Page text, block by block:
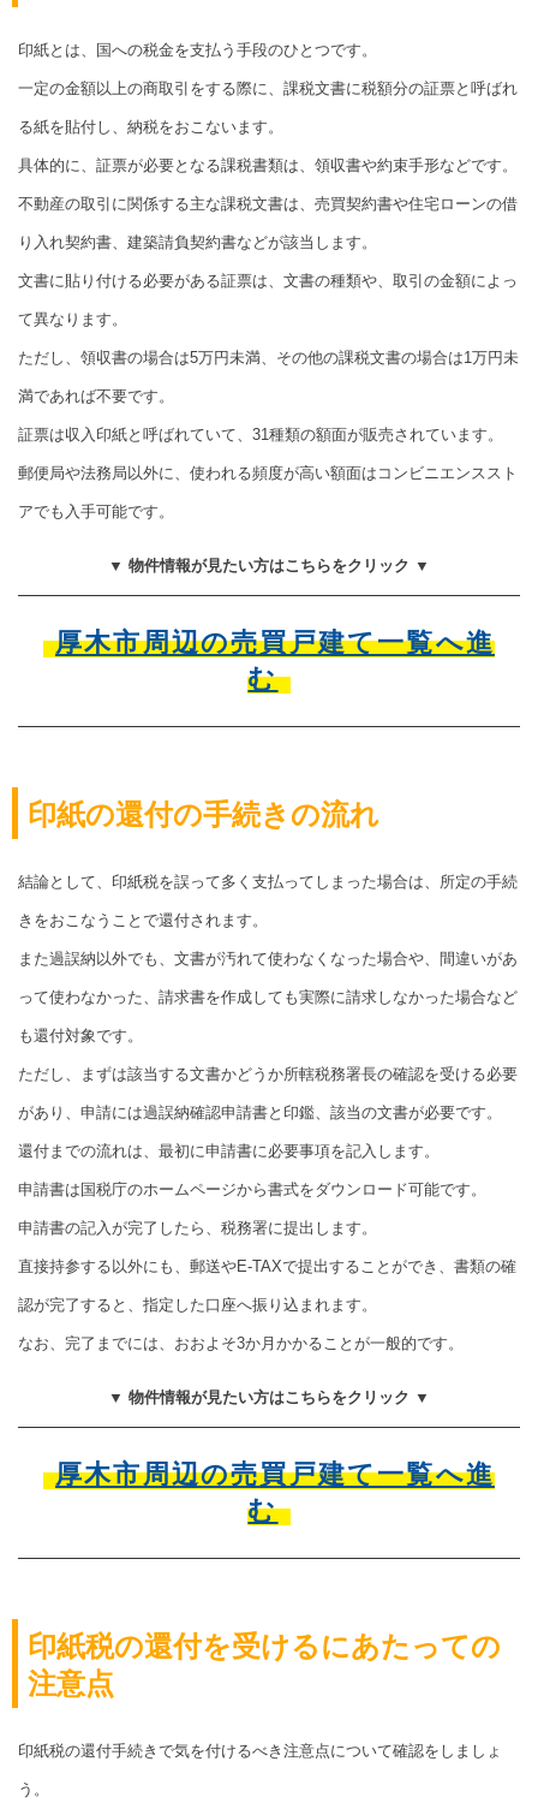
印紙とは、国への税金を支払う手段のひとつです。
一定の金額以上の商取引をする際に、課税文書に税額分の証票と呼ばれ
る紙を貼付し、納税をおこないます。
具体的に、証票が必要となる課税書類は、領収書や約束手形などです。
不動産の取引に関係する主な課税文書は、売買契約書や住宅ローンの借
り入れ契約書、建築請負契約書などが該当します。
文書に貼り付ける必要がある証票は、文書の種類や、取引の金額によっ
て異なります。
ただし、領収書の場合は5万円未満、その他の課税文書の場合は1万円未
満であれば不要です。
証票は収入印紙と呼ばれていて、31種類の額面が販売されています。
郵便局や法務局以外に、使われる頻度が高い額面はコンビニエンススト
アでも入手可能です。
▼ 物件情報が見たい方はこちらをクリック ▼
厚木市周辺の売買戸建て一覧へ進
む
印紙の還付の手続きの流れ
結論として、印紙税を誤って多く支払ってしまった場合は、所定の手続
きをおこなうことで還付されます。
また過誤納以外でも、文書が汚れて使わなくなった場合や、間違いがあ
って使わなかった、請求書を作成しても実際に請求しなかった場合など
も還付対象です。
ただし、まずは該当する文書かどうか所轄税務署長の確認を受ける必要
があり、申請には過誤納確認申請書と印鑑、該当の文書が必要です。
還付までの流れは、最初に申請書に必要事項を記入します。
申請書は国税庁のホームページから書式をダウンロード可能です。
申請書の記入が完了したら、税務署に提出します。
直接持参する以外にも、郵送やE-TAXで提出することができ、書類の確
認が完了すると、指定した口座へ振り込まれます。
なお、完了までには、おおよそ3か月かかることが一般的です。
▼ 物件情報が見たい方はこちらをクリック ▼
厚木市周辺の売買戸建て一覧へ進
む
印紙税の還付を受けるにあたっての
注意点
印紙税の還付手続きで気を付けるべき注意点について確認をしましょ
う。